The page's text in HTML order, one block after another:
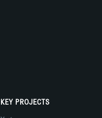
KEY PROJECTS